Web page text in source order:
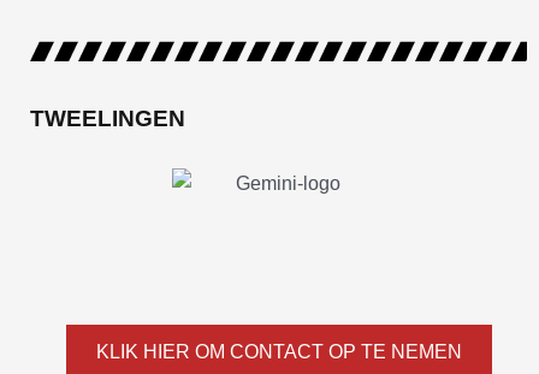
TWEELINGEN
KLIK HIER OM CONTACT OP TE NEMEN